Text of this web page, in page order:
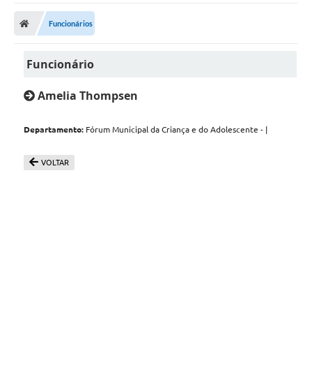
Funcionários
Funcionário
Amelia Thompsen
Departamento: Fórum Municipal da Criança e do Adolescente - |
VOLTAR